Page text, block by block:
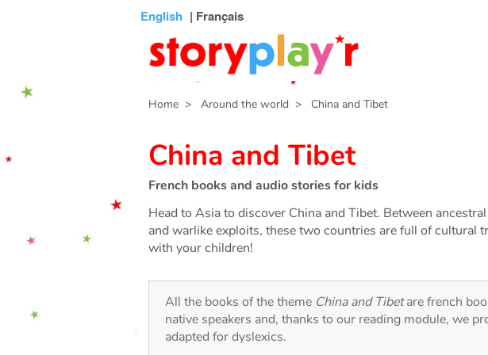
English | Français
Home > Around the world > China and Tibet
China and Tibet
French books and audio stories for kids
Head to Asia to discover China and Tibet. Between
and warlike exploits, these two countries are full of cultural
with your children!
All the books of the theme China and Tibetare french
native speakers and, thanks to our reading module, we
adapted for dyslexics.